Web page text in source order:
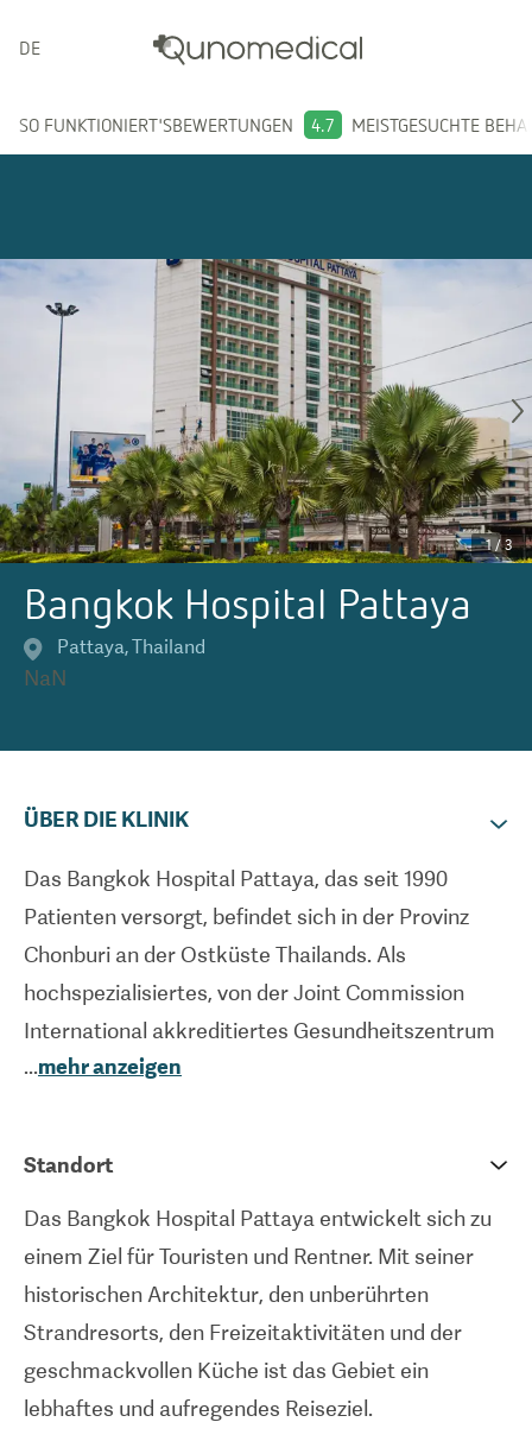
DEUTSCH
SO FUNKTIONIERT'SBEWERTUNGEN 4.7 MEISTGESUCHTE
1 /3
Bangkok Hospital Pattaya
Pattaya,Thailand
NaN
ÜBER DIE KLINIK
Das Bangkok Hospital Pattaya, das seit 1990
Patienten versorgt, befindet sich in der Provinz
Chonburi an der Ostküste Thailands. Als
hochspezialisiertes, von der Joint Commission
International akkreditiertes Gesundheitszentrum
beschäftigt das Bangkok Hospital Pattaya über
Dienstleistungen an, darunter ein Herzzentrum
mit zwei Katheterisierungslabors. Zu den
Spezialgebieten des Krankenhauses gehören ein
Schönheitszentrum, ein Zentrum für Dermatologie
und Kosmetik, ein Zentrum für Gehirn- und
Neurowissenschaften, Notfallmedizin und ein
...mehr anzeigen
Standort
Das Bangkok Hospital Pattaya entwickelt sich zu
einem Ziel für Touristen und Rentner. Mit seiner
historischen Architektur, den unberührten
Strandresorts, den Freizeitaktivitäten und der
geschmackvollen Küche ist das Gebiet ein
lebhaftes und aufregendes Reiseziel.